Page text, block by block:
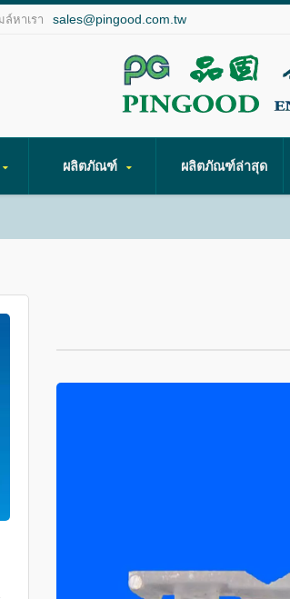
ล์หาเรา sales@pingood.com.tw
ผลิตภัณฑ์ ผลิตภัณฑ์ล่าสุด